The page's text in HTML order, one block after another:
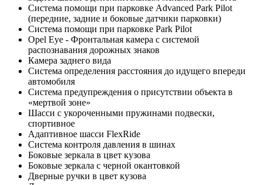
Система помощи при парковке Advanced Park Pilot
(передние, задние и боковые датчики парковки)
Система помощи при парковке Park Pilot
Opel Eye - Фронтальная камера с системой
распознавания дорожных знаков
Камера заднего вида
Система определения расстояния до идущего впереди
автомобиля
Cистема предупреждения о присутствии объекта в
«мертвой зоне»
Шасси с укороченными пружинами подвески,
спортивное
Адаптивное шасси FlexRide
Система контроля давления в шинах
Боковые зеркала в цвет кузова
Боковые зеркала с черной окантовкой
Дверные ручки в цвет кузова